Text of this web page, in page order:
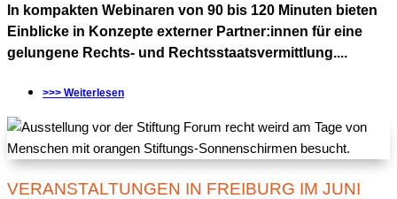
In kompakten Webinaren von 90 bis 120 Minuten bieten
Einblicke in Konzepte externer Partner:innen für eine
gelungene Rechts- und Rechtsstaatsvermittlung....
>>> Weiterlesen
VERANSTALTUNGEN IN FREIBURG IM JUNI